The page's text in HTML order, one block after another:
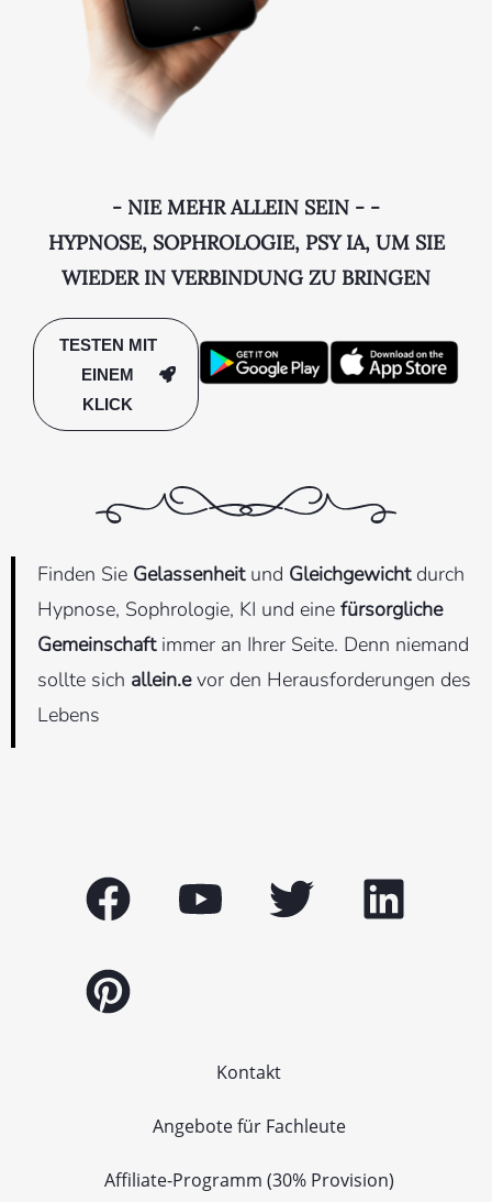
- NIE MEHR ALLEIN SEIN - -
HYPNOSE, SOPHROLOGIE, PSY IA, UM SIE
WIEDER IN VERBINDUNG ZU BRINGEN
TESTEN MIT
EINEM
KLICK
Finden Sie Gelassenheit und Gleichgewicht durch
Hypnose, Sophrologie, KI und eine fürsorgliche
Gemeinschaftimmer an Ihrer Seite. Denn niemand
sollte sich allein.evor den Herausforderungen des
Lebens
Kontakt
Angebote für Fachleute
Affiliate-Programm (30% Provision)